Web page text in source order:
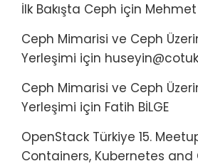
İlk Bakışta Ceph için Mehmet
Ceph Mimarisi ve Ceph
Yerleşimi için huseyin@cotuk
Ceph Mimarisi ve Ceph
Yerleşimi için Fatih BİLGE
OpenStack Türkiye 15.
Containers, Kubernetes and